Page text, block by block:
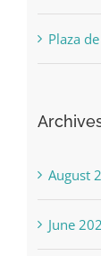
Plaza
August
June